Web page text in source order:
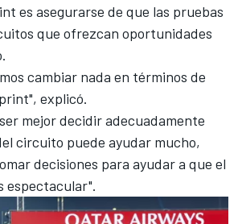
es asegurarse de que las pruebas
que ofrezcan oportunidades
cambiar nada en términos de
explicó.
mejor decidir adecuadamente
circuito puede ayudar mucho,
decisiones para ayudar a que el
espectacular".